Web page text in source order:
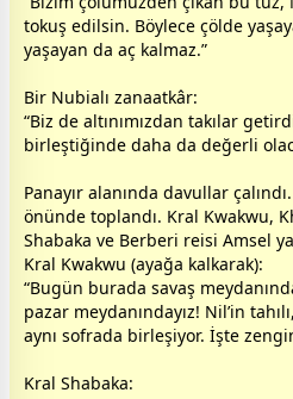
tokuş edilsin. Böylece çölde
yaşayan da aç kalmaz.”
Bir Nubialı zanaatkâr:
“Biz de altınımızdan takılar
birleştiğinde daha da değerli
Panayır alanında davullar
önünde toplandı. Kral Kwakwu,
Shabaka ve Berberi reisi Amsel
Kral Kwakwu (ayağa kalkarak):
“Bugün burada savaş
pazar meydanındayız! Nil’in
aynı sofrada birleşiyor. İşte
Kral Shabaka: